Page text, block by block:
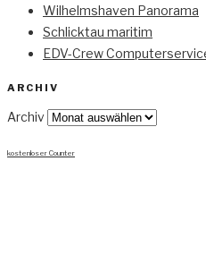
Wilhelmshaven Panorama
Schlicktau maritim
EDV-Crew
ARCHIV
Archiv
kostenloser Counter